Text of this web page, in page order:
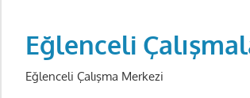
contentEğlenceli
Eğlenceli Çalışma Merkezi